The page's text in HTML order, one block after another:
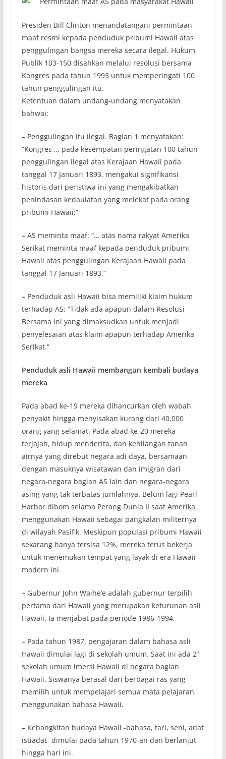
Presiden Bill Clinton menandatangani permintaan
maaf resmi kepada penduduk pribumi Hawaii atas
penggulingan bangsa mereka secara ilegal. Hukum
Publik 103-150 disahkan melalui resolusi bersama
Kongres pada tahun 1993 untuk memperingati 100
tahun penggulingan itu.
Ketentuan dalam undang-undang menyatakan
bahwai:
–Penggulingan itu ilegal. Bagian 1 menyatakan:
“Kongres … pada kesempatan peringatan 100 tahun
penggulingan ilegal atas Kerajaan Hawaii pada
tanggal 17 Januari 1893, mengakui signifikansi
historis dari peristiwa ini yang mengakibatkan
penindasan kedaulatan yang melekat pada orang
pribumi Hawaii;”
–AS meminta maaf: “… atas nama rakyat Amerika
Serikat meminta maaf kepada penduduk pribumi
Hawaii atas penggulingan Kerajaan Hawaii pada
tanggal 17 Januari 1893.”
–Penduduk asli Hawaii bisa memiliki klaim hukum
terhadap AS: “Tidak ada apapun dalam Resolusi
Bersama ini yang dimaksudkan untuk menjadi
penyelesaian atas klaim apapun terhadap Amerika
Serikat.”
Penduduk asli Hawaii membangun kembali budaya
mereka
Pada abad ke-19 mereka dihancurkan oleh wabah
penyakit hingga menyisakan kurang dari 40.000
orang yang selamat. Pada abad ke-20 mereka
terjajah, hidup menderita, dan kehilangan tanah
airnya yang direbut negara adi daya, bersamaan
dengan masuknya wisatawan dan imigran dari
negara-negara bagian AS lain dan negara-negara
asing yang tak terbatas jumlahnya. Belum lagi Pearl
Harbor dibom selama Perang Dunia II saat Amerika
menggunakan Hawaii sebagai pangkalan militernya
di wilayah Pasifik. Meskipun populasi pribumi Hawaii
sekarang hanya tersisa 12%, mereka terus bekerja
untuk menemukan tempat yang layak di era Hawaii
modern ini.
–Gubernur John Waihe’e adalah gubernur terpilih
pertama dari Hawaii yang merupakan keturunan asli
Hawaii. Ia menjabat pada periode 1986-1994.
–Pada tahun 1987, pengajaran dalam bahasa asli
Hawaii dimulai lagi di sekolah umum. Saat ini ada 21
sekolah umum imersi Hawaii di negara bagian
Hawaii. Siswanya berasal dari berbagai ras yang
memilih untuk mempelajari semua mata pelajaran
menggunakan bahasa Hawaii.
–Kebangkitan budaya Hawaii -bahasa, tari, seni, adat
istiadat- dimulai pada tahun 1970-an dan berlanjut
hingga hari ini.